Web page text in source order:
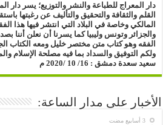
دار المعراج للطباعة والنشر والتوزيع؛ يسر دار
القلم والثقافة والتحقيق والتأليف عن رغبتها
المالكي وخاصة في البلاد التي انتشر فيها هذا
والجزائر وتونس وليبيا كما يسرنا أن نعلن أننا
الفقه وهو كتاب متن مختصر خليل ومعه الكتاب
ولكم التوفيق والسداد بما فيه مصلحة الإسلام
سعيد سعدة دمشق : 16/ 10 /2020 م
الأخبار على مدار الساعة:
‏3 أسابيع مضت